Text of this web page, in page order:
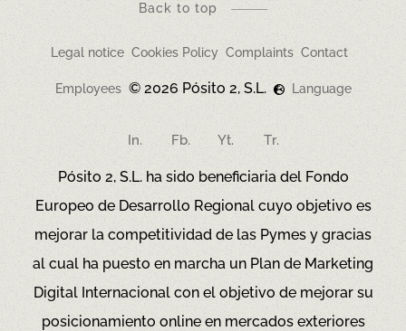
Back to top
Legal notice Cookies Policy Complaints Contact
Employees © 2026 Pósito 2, S.L. Language
In. Fb. Yt. Tr.
Pósito 2, S.L. ha sido beneficiaria del Fondo
Europeo de Desarrollo Regional cuyo objetivo es
mejorar la competitividad de las Pymes y gracias
al cual ha puesto en marcha un Plan de Marketing
Digital Internacional con el objetivo de mejorar su
posicionamiento online en mercados exteriores